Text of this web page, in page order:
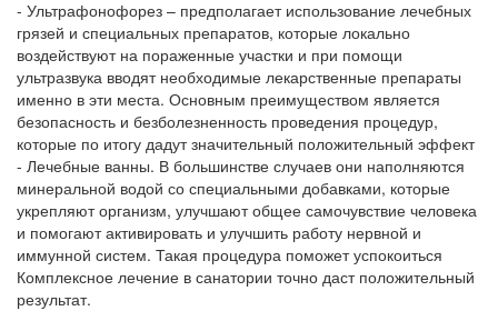
- Ультрафонофорез – предполагает использование лечебных
грязей и специальных препаратов, которые локально
воздействуют на пораженные участки и при помощи
ультразвука вводят необходимые лекарственные препараты
именно в эти места. Основным преимуществом является
безопасность и безболезненность проведения процедур,
которые по итогу дадут значительный положительный эффект
- Лечебные ванны. В большинстве случаев они наполняются
минеральной водой со специальными добавками, которые
укрепляют организм, улучшают общее самочувствие человека
и помогают активировать и улучшить работу нервной и
иммунной систем. Такая процедура поможет успокоиться
Комплексное лечение в санатории точно даст положительный
результат.